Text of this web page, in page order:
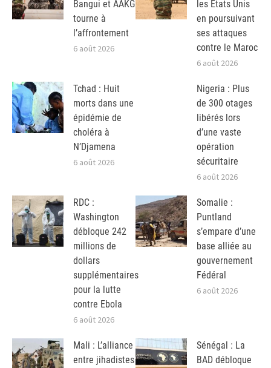
Bangui et AAKG
tourne à
l’affrontement
6 août 2026
les Etats Unis
en poursuivant
ses attaques
contre le Maroc
6 août 2026
Tchad : Huit
morts dans une
épidémie de
choléra à
N’Djamena
6 août 2026
Nigeria : Plus
de 300 otages
libérés lors
d’une vaste
opération
sécuritaire
6 août 2026
RDC :
Washington
débloque 242
millions de
dollars
supplémentaires
pour la lutte
contre Ebola
6 août 2026
Somalie :
Puntland
s’empare d’une
base alliée au
gouvernement
Fédéral
6 août 2026
Mali : L’alliance
entre jihadistes
Sénégal : La
BAD débloque